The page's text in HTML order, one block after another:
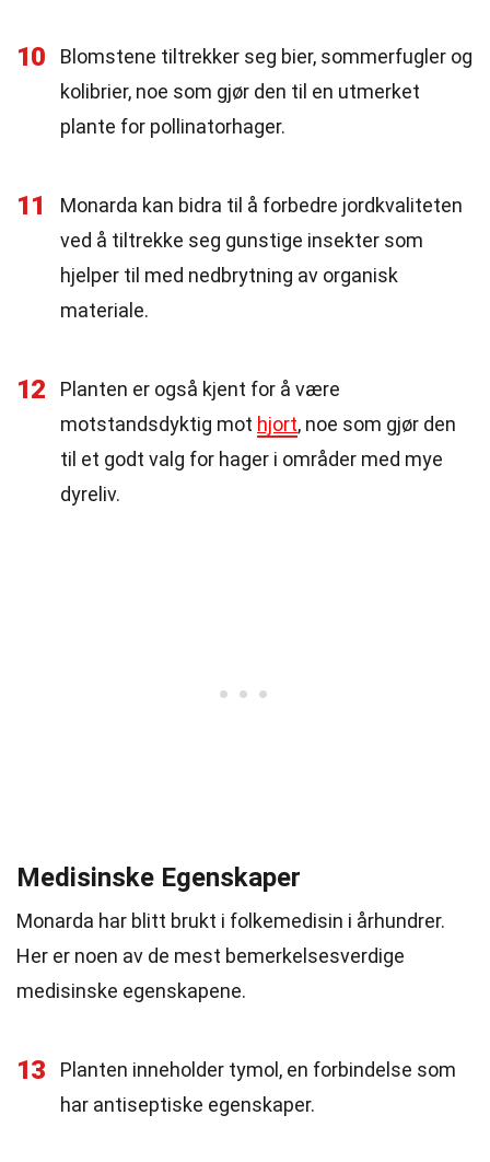
10
Blomstene tiltrekker seg bier, sommerfugler og
kolibrier, noe som gjør den til en utmerket
plante for pollinatorhager.
11
Monarda kan bidra til å forbedre jordkvaliteten
ved å tiltrekke seg gunstige insekter som
hjelper til med nedbrytning av organisk
materiale.
12
Planten er også kjent for å være
motstandsdyktig mot hjort, noe som gjør den
til et godt valg for hager i områder med mye
dyreliv.
Medisinske Egenskaper
Monarda har blitt brukt i folkemedisin i århundrer.
Her er noen av de mest bemerkelsesverdige
medisinske egenskapene.
13
Planten inneholder tymol, en forbindelse som
har antiseptiske egenskaper.